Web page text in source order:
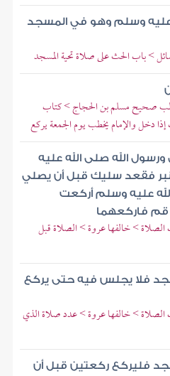
عليه وسلم وهو في المسجد
> باب الحث على صلاة تحية المسجد
صحيح مسلم بن الحجاج > كتاب
دخل والإمام يخطب يوم الجمعة يركع
الله صلى الله عليه
فقعد سليك قبل أن يصلي
عليه وسلم أركعت
قم فاركعهما
> خالفها عروة > الصلاة قبل
فلا يجلس فيه حتى يركع
الصلاة > خالفها عروة > عدد صلاة الذي
فليركع ركعتين قبل أن